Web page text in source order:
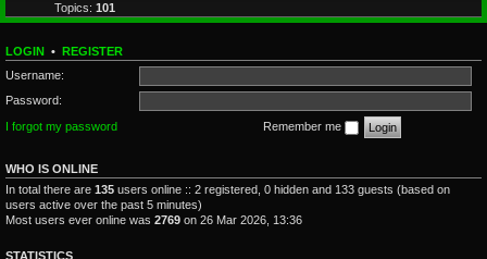
Topics: 101
LOGIN • REGISTER
Username:
Password:
I forgot my password
Remember me
WHO IS ONLINE
In total there are 135 users online :: 2 registered, 0 hidden and 133 guests (based on
users active over the past 5 minutes)
Most users ever online was 2769 on 26 Mar 2026, 13:36
STATISTICS